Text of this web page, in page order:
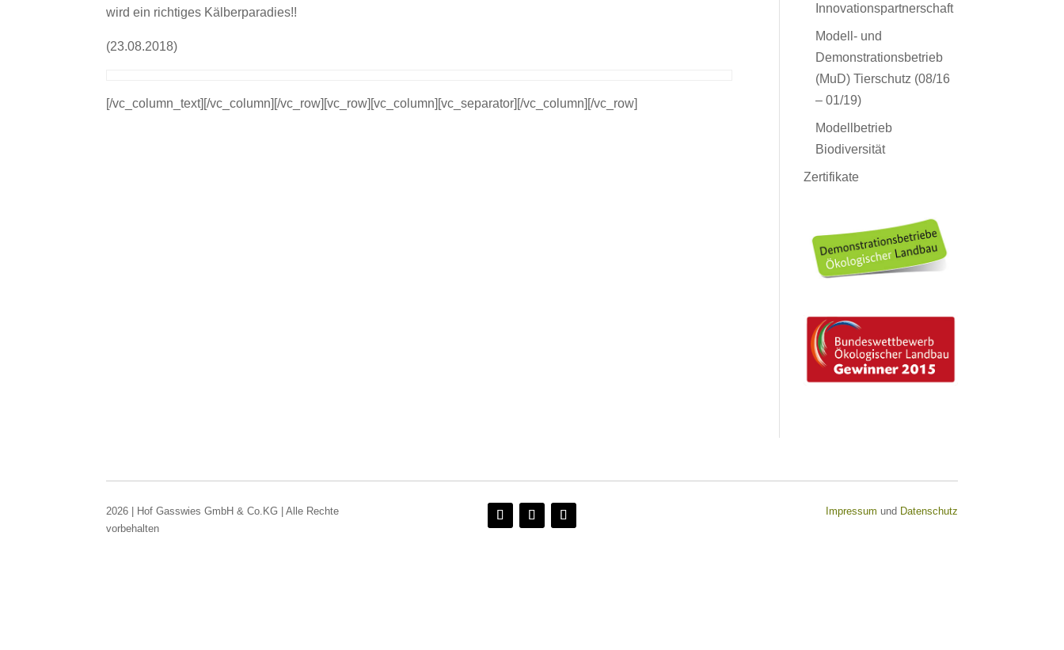
wird ein richtiges Kälberparadies!!
(23.08.2018)
[/vc_column_text][/vc_column][/vc_row][vc_row][vc_column][vc_separator][/vc_column][/vc_row]
Innovationspartnerschaft
Modell- und
Demonstrationsbetrieb
(MuD) Tierschutz (08/16
– 01/19)
Modellbetrieb
Biodiversität
Zertifikate
2026 | Hof Gasswies GmbH & Co.KG | Alle Rechte
vorbehalten
Impressum und Datenschutz